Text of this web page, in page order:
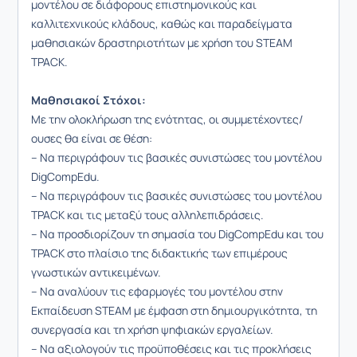
μοντέλου σε διάφορους επιστημονικούς και
καλλιτεχνικούς κλάδους, καθώς και παραδείγματα
μαθησιακών δραστηριοτήτων με χρήση του STEAM
TPACK.
Μαθησιακοί Στόχοι:
Με την ολοκλήρωση της ενότητας, οι συμμετέχοντες/
ουσες θα είναι σε θέση:
– Να περιγράφουν τις βασικές συνιστώσες του μοντέλου
DigCompEdu.
– Να περιγράφουν τις βασικές συνιστώσες του μοντέλου
TPACK και τις μεταξύ τους αλληλεπιδράσεις.
– Να προσδιορίζουν τη σημασία του DigCompEdu και του
TPACK στο πλαίσιο της διδακτικής των επιμέρους
γνωστικών αντικειμένων.
– Να αναλύουν τις εφαρμογές του μοντέλου στην
Εκπαίδευση STEAM με έμφαση στη δημιουργικότητα, τη
συνεργασία και τη χρήση ψηφιακών εργαλείων.
– Να αξιολογούν τις προϋποθέσεις και τις προκλήσεις